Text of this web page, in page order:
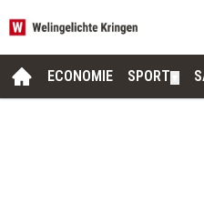
ECONOMIE SPORT